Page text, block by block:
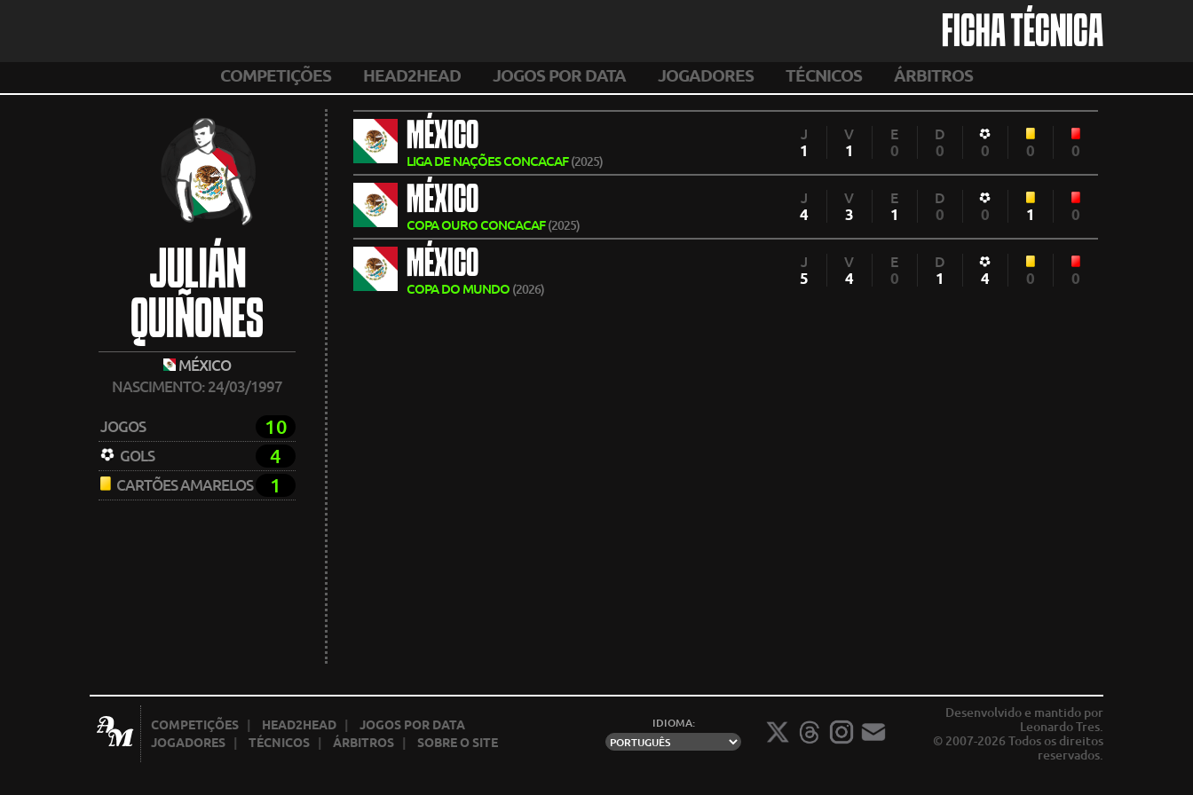
FICHA TÉCNICA
COMPETIÇÕES HEAD2HEAD JOGOS POR DATA JOGADORES TÉCNICOS ÁRBITROS
JULIÁN
QUIÑONES
MÉXICO
NASCIMENTO: 24/03/1997
JOGOS 10
GOLS 4
CARTÕES AMARELOS 1
MÉXICO
LIGA DE NAÇÕES CONCACAF(2025)
J
1
V
1
E
0
D
0 0 0 0
MÉXICO
COPA OURO CONCACAF(2025)
J
4
V
3
E
1
D
0 0 1 0
MÉXICO
COPA DO MUNDO (2026)
J
5
V
4
E
0
D
1 4 0 0
COMPETIÇÕES HEAD2HEAD |JOGOS POR DATA
JOGADORES |TÉCNICOS |ÁRBITROS SOBRE O SITE
IDIOMA:
Desenvolvido e mantido por
Leonardo Tres.
© 2007-2026 Todos os direitos
reservados.